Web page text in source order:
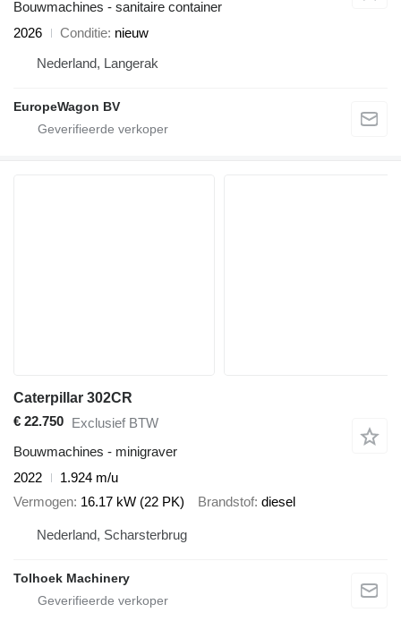
Bouwmachines - sanitaire container
2026
Conditie nieuw
Nederland, Langerak
EuropeWagon BV
Caterpillar 302CR
€ 22.750 Exclusief BTW
Bouwmachines - minigraver
2022
1.924 m/u
Vermogen 16.17 kW (22 PK) Brandstof diesel
Nederland, Scharsterbrug
Tolhoek Machinery